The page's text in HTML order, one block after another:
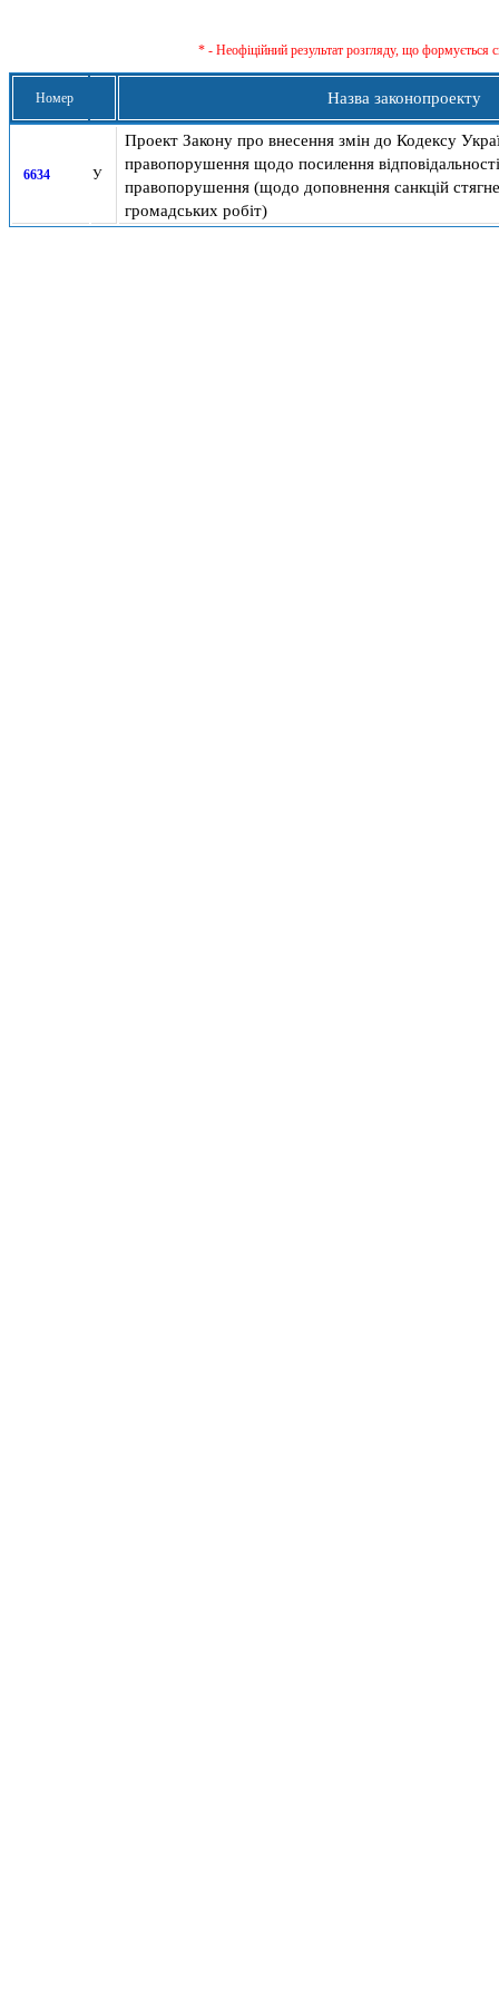
* - Неофіційний результат розгляду, що формується
Номер Назва законопроекту
6634 У
Проект Закону про внесення змін до Кодексу
правопорушення щодо посилення
правопорушення (щодо доповнення санкцій
громадських робіт)